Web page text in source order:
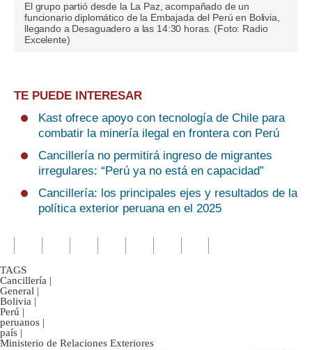
El grupo partió desde la La Paz, acompañado de un
funcionario diplomático de la Embajada del Perú en Bolivia,
llegando a Desaguadero a las 14:30 horas. (Foto: Radio
Excelente)
TE PUEDE INTERESAR
Kast ofrece apoyo con tecnología de Chile para
combatir la minería ilegal en frontera con Perú
Cancillería no permitirá ingreso de migrantes
irregulares: “Perú ya no está en capacidad”
Cancillería: los principales ejes y resultados de la
política exterior peruana en el 2025
TAGS
Cancillería |
General |
Bolivia |
Perú |
peruanos |
país |
Ministerio de Relaciones Exteriores